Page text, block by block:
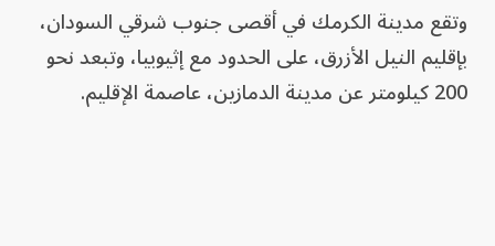
وتقع مدينة الكرمك في أقصى جنوب شرقي السودان،
بإقليم النيل الأزرق، على الحدود مع إثيوبيا، وتبعد نحو
200 كيلومتر عن مدينة الدمازين، عاصمة الإقليم.